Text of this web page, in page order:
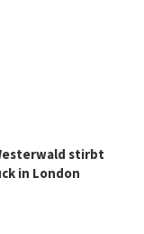
stirbt
in London